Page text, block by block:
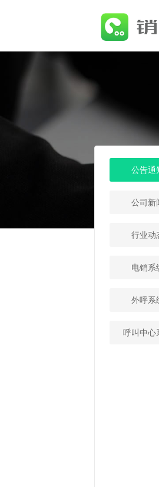
公告通
公司新
行业动
电销系
外呼系
呼叫中心